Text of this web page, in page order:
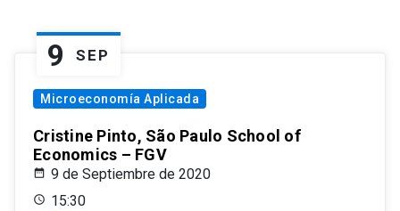
9 SEP
Microeconomía Aplicada
Cristine Pinto, São Paulo School of
Economics – FGV
9 de Septiembre de 2020
15:30